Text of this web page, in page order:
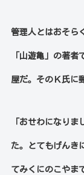
管理人とはおそら
「山遊亀」の著
屋だ。そのＫ氏に
「おせわになり
た。とてもげんき
てみくにのこやま